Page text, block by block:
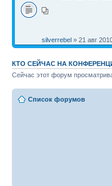
silverrebel » 21 авг
КТО СЕЙЧАС НА
Сейчас этот форум
Список форумов